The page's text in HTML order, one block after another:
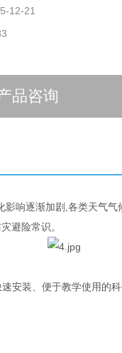
12-21
品咨询
影响逐渐加剧,各类天气
避险常识。
装、便于教学使用的科